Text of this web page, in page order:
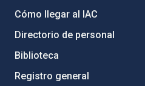
Cómo llegar al IAC
Directorio de personal
Biblioteca
Registro general